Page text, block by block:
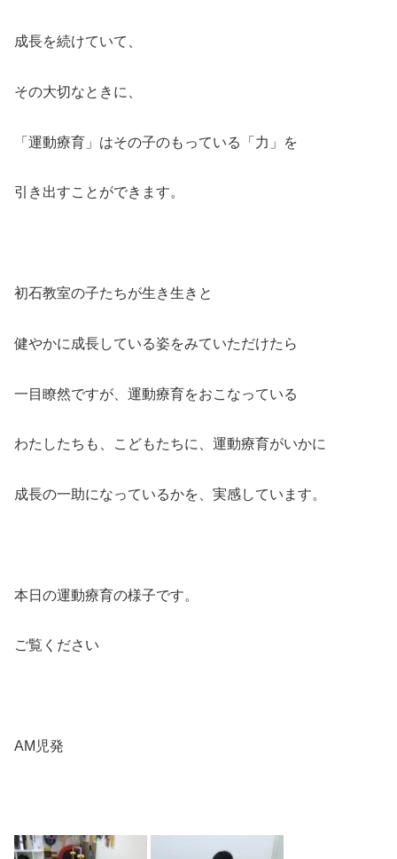
成長を続けていて、
その大切なときに、
「運動療育」はその子のもっている「力」を
引き出すことができます。
初石教室の子たちが生き生きと
健やかに成長している姿をみていただけたら
一目瞭然ですが、運動療育をおこなっている
わたしたちも、こどもたちに、運動療育がいかに
成長の一助になっているかを、実感しています。
本日の運動療育の様子です。
ご覧ください
AM児発